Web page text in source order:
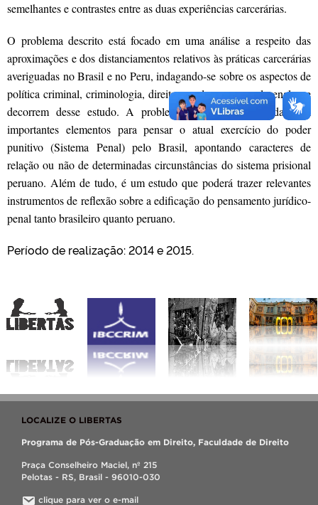
semelhantes e contrastes entre as duas experiências carcerárias.
O problema descrito está focado em uma análise a respeito das
aproximações e dos distanciamentos relativos às práticas carcerárias
averiguadas no Brasil e no Peru, indagando-se sobre os aspectos de
política criminal, criminologia, direito penal e processual penal que
decorrem desse estudo. A problemática a ser enfrentada trará
importantes elementos para pensar o atual exercício do poder
punitivo (Sistema Penal) pelo Brasil, apontando caracteres de
relação ou não de determinadas circunstâncias do sistema prisional
peruano. Além de tudo, é um estudo que poderá trazer relevantes
instrumentos de reflexão sobre a edificação do pensamento jurídico-
penal tanto brasileiro quanto peruano.
Período de realização: 2014 e 2015.
LOCALIZE O LIBERTAS
Programa de Pós-Graduação em Direito, Faculdade de Direito
Praça Conselheiro Maciel, nº 215
Pelotas - RS, Brasil - 96010-030
clique para ver o e-mail